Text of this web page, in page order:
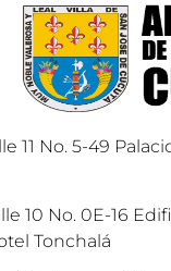
11 No. 5-49
10 No. 0E-16
Tonchalá